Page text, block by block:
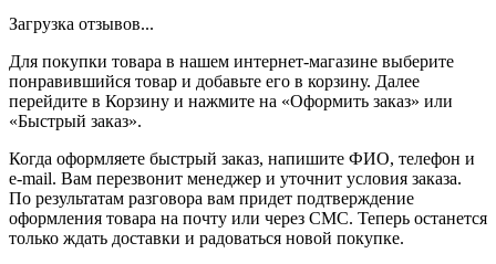
Загрузка отзывов...
Для покупки товара в нашем интернет-магазине выберите
понравившийся товар и добавьте его в корзину. Далее
перейдите в Корзину и нажмите на «Оформить заказ» или
«Быстрый заказ».
Когда оформляете быстрый заказ, напишите ФИО, телефон и
e-mail. Вам перезвонит менеджер и уточнит условия заказа.
По результатам разговора вам придет подтверждение
оформления товара на почту или через СМС. Теперь останется
только ждать доставки и радоваться новой покупке.